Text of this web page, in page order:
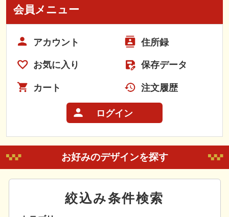
会員メニュー
アカウント 住所録
お気に入り 保存データ
カート 注文履歴
ログイン
お好みのデザインを探す
絞込み条件検索